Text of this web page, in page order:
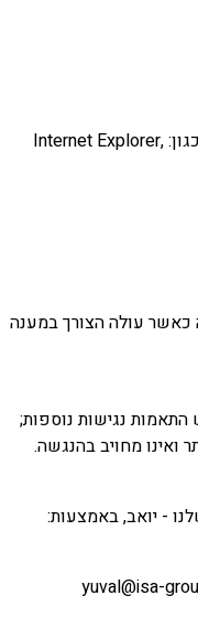
האתר תומך בכל הדפדפנים הפופולריים כגון: Internet Explorer,
כאשר עולה הצורך במענה
- יואב, באמצעות: